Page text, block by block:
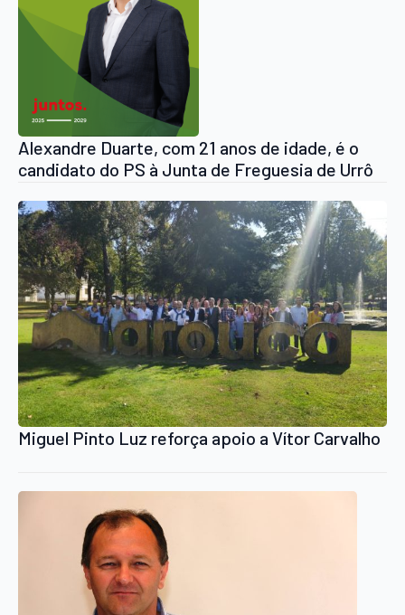
Alexandre Duarte, com 21 anos de idade, é o
candidato do PS à Junta de Freguesia de Urrô
Miguel Pinto Luz reforça apoio a Vítor Carvalho